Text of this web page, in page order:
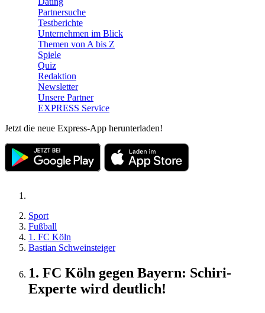
Partnersuche
Testberichte
Unternehmen im Blick
Themen von A bis Z
Spiele
Quiz
Redaktion
Newsletter
Unsere Partner
EXPRESS Service
Jetzt die neue Express-App herunterladen!
Sport
Fußball
1. FC Köln
Bastian Schweinsteiger
1. FC Köln gegen Bayern: Schiri-
Experte wird deutlich!